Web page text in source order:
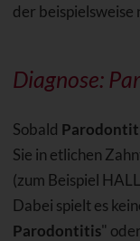
der beispielsweise
Diagnose:
Sobald
Sie in etlichen
(zum Beispiel
Dabei spielt es
Parodontitis"